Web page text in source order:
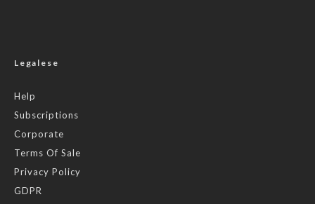
Legalese
Help
Subscriptions
Corporate
Terms Of Sale
Privacy Policy
GDPR